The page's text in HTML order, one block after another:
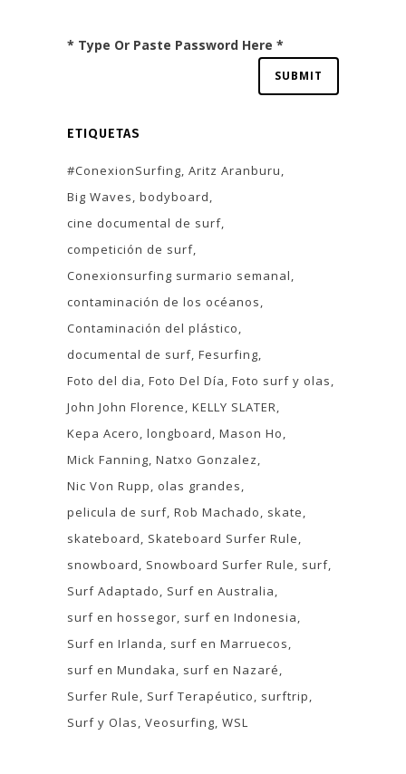
* Type Or Paste Password Here *
ETIQUETAS
#ConexionSurfing Aritz Aranburu
Big Waves bodyboard
cine documental de surf
competición de surf
Conexionsurfing surmario semanal
contaminación de los océanos
Contaminación del plástico
documental de surf Fesurfing
Foto del dia Foto Del Día Foto surf y olas
John John Florence KELLY SLATER
Kepa Acero longboard Mason Ho
Mick Fanning Natxo Gonzalez
Nic Von Rupp
olas grandes
pelicula de surf Rob Machado
skate
skateboard
Skateboard Surfer Rule
snowboard
Snowboard Surfer Rule
surf
Surf Adaptado
Surf en Australia
surf en hossegor surf en Indonesia
Surf en Irlanda
surf en Marruecos
surf en Mundaka
surf en Nazaré
Surfer Rule
Surf Terapéutico
surftrip
Surf y Olas Veosurfing WSL